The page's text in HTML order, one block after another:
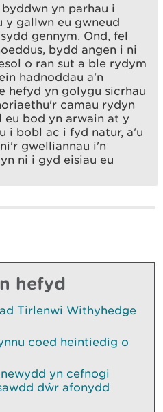
yn parhau i
y gallwn eu gwneud
gennym. Ond, fel
bydd angen i ni
o ran sut a ble rydym
hadnoddau a'n
hefyd yn golygu sicrhau
camau rydyn
eu bod yn arwain at y
i bobl ac i fyd natur, a'u
gwelliannau i'n
ni i gyd eisiau eu
hefyd
Tirlenwi Withyhedge
coed heintiedig o
yn cefnogi
dŵr afonydd